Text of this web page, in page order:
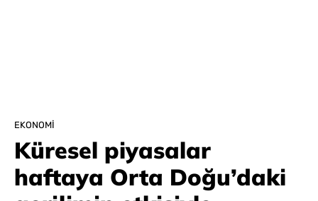
EKONOMI
Küresel piyasalar
haftaya Orta Doğu’daki